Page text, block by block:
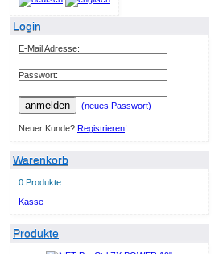
Login
E-Mail Adresse:
Passwort:
anmelden (neues Passwort)
Neuer Kunde? Registrieren!
Warenkorb
0 Produkte
Kasse
Produkte